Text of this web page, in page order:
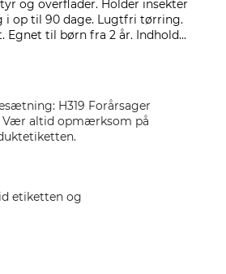
og overflader. Holder insekter
i op til 90 dage. Lugtfri tørring.
til børn fra 2 år. Indhold...
H319 Forårsager
altid opmærksom på
etiketten og